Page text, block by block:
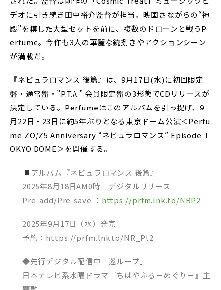
デオに引き続き田中裕介監督が担当。映画さながらの“神
殿”を模した大型セットを前に、複数のドローンと戦うP
erfume。今作も3人の華麗な銃捌きやアクションシーン
が満載だ。
『ネビュラロマンス 後篇』は、9月17日(水)に初回限定
盤・通常盤・”P.T.A.” 会員限定盤の3形態でCDリリースが
決定している。Perfumeはこのアルバムを引っ提げ、9
月22日・23日に約5年ぶりとなる東京ドーム公演＜Perfu
me ZO/Z5 Anniversary “ネビュラロマンス” Episode T
OKYO DOME＞を開催する。
アルバム『ネビュラロマンス 後篇』
2025年8月18日AM0時 デジタルリリース
Pre-add/Pre-save ： https://prfm.lnk.to/NRP2
2025年9月17日（水）発売
予約：https://prfm.lnk.to/NR_Pt2
◆先行デジタル配信中「巡ループ」
日本テレビ系水曜ドラマ『ちはやふる－めぐり－』主